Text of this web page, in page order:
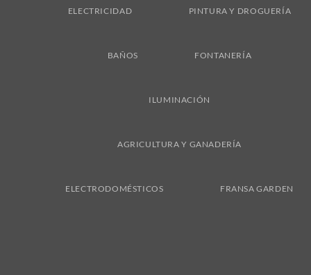
ELECTRICIDAD PINTURA Y DROGUERÍA
BAÑOS FONTANERÍA
ILUMINACIÓN
AGRICULTURA Y GANADERÍA
ELECTRODOMÉSTICOS FRANSA GARDEN